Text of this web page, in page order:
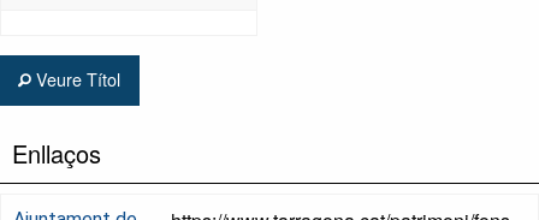
Veure Títol
Enllaços